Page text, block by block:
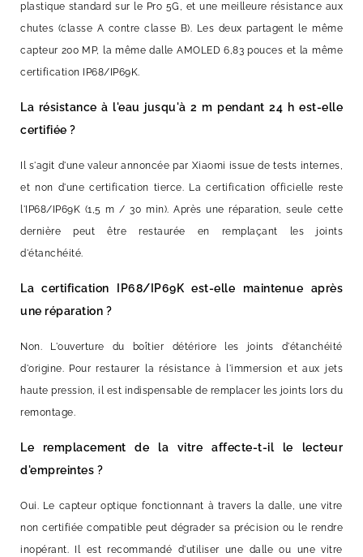
plastique standard sur le Pro 5G, et une meilleure résistance aux
chutes (classe A contre classe B). Les deux partagent le même
capteur 200 MP, la même dalle AMOLED 6,83 pouces et la même
certification IP68/IP69K.
La résistance à l'eau jusqu'à 2 m pendant 24 h est-elle
certifiée ?
Il s'agit d'une valeur annoncée par Xiaomi issue de tests internes,
et non d'une certification tierce. La certification officielle reste
l'IP68/IP69K (1,5 m / 30 min). Après une réparation, seule cette
dernière peut être restaurée en remplaçant les joints
d'étanchéité.
La certification IP68/IP69K est-elle maintenue après
une réparation ?
Non. L'ouverture du boîtier détériore les joints d'étanchéité
d'origine. Pour restaurer la résistance à l'immersion et aux jets
haute pression, il est indispensable de remplacer les joints lors du
remontage.
Le remplacement de la vitre affecte-t-il le lecteur
d'empreintes ?
Oui. Le capteur optique fonctionnant à travers la dalle, une vitre
non certifiée compatible peut dégrader sa précision ou le rendre
inopérant. Il est recommandé d'utiliser une dalle ou une vitre